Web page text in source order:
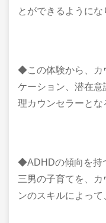
とができるようにな
◆この体験から、カ
ケーション、潜在
理カウンセラーとな
◆ADHDの傾向を持
三男の子育てを、
ンのスキルによって